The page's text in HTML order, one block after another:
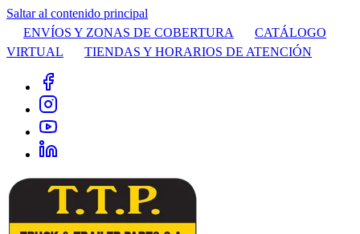
Saltar al contenido principal
ENVÍOS Y ZONAS DE COBERTURA
CATÁLOGO
VIRTUAL
TIENDAS Y HORARIOS DE ATENCIÓN